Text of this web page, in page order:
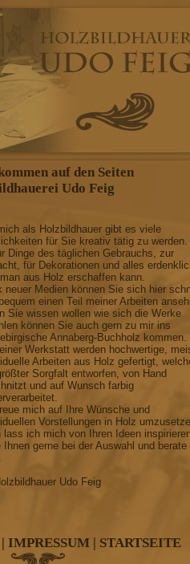
Art als
Krippen,
auf den Seiten
Udo Feig
als Holzbildhauer gibt es viele
für Sie kreativ tätig zu
Dinge des täglichen Gebrauchs, zur
für Dekorationen und alles
aus Holz erschaffen kann.
neuer Medien können Sie sich hier
einen Teil meiner Arbeiten
Sie wissen wollen wie sich die Werke
können Sie auch gern zu mir ins
Annaberg-Buchholz kommen.
Werkstatt werden hochwertige,
Arbeiten aus Holz gefertigt,
Sorgfalt entworfen, von Hand
und auf Wunsch farbig
mich auf Ihre Wünsche und
Vorstellungen in Holz
lass ich mich von Ihren Ideen
Ihnen gerne bei der Auswahl und berate
Udo Feig
| IMPRESSUM | STARTSEITE